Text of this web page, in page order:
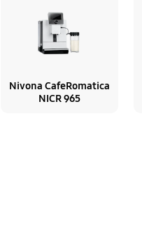
Nivona CafeRomatica
NICR 965